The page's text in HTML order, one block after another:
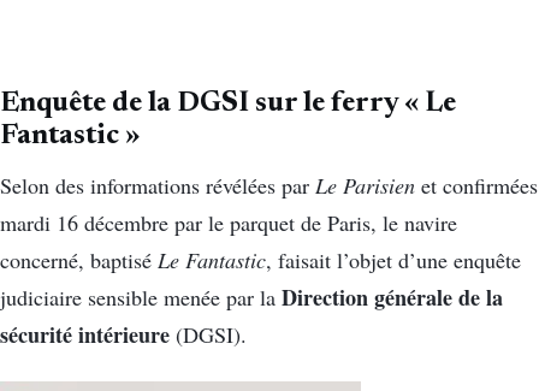
Enquête de la DGSI sur le ferry « Le
Fantastic »
Selon des informations révélées par Le Parisien et confirmées
mardi 16 décembre par le parquet de Paris, le navire
concerné, baptisé Le Fantastic, faisait l’objet d’une enquête
judiciaire sensible menée par la Direction générale de la
sécurité intérieure (DGSI).